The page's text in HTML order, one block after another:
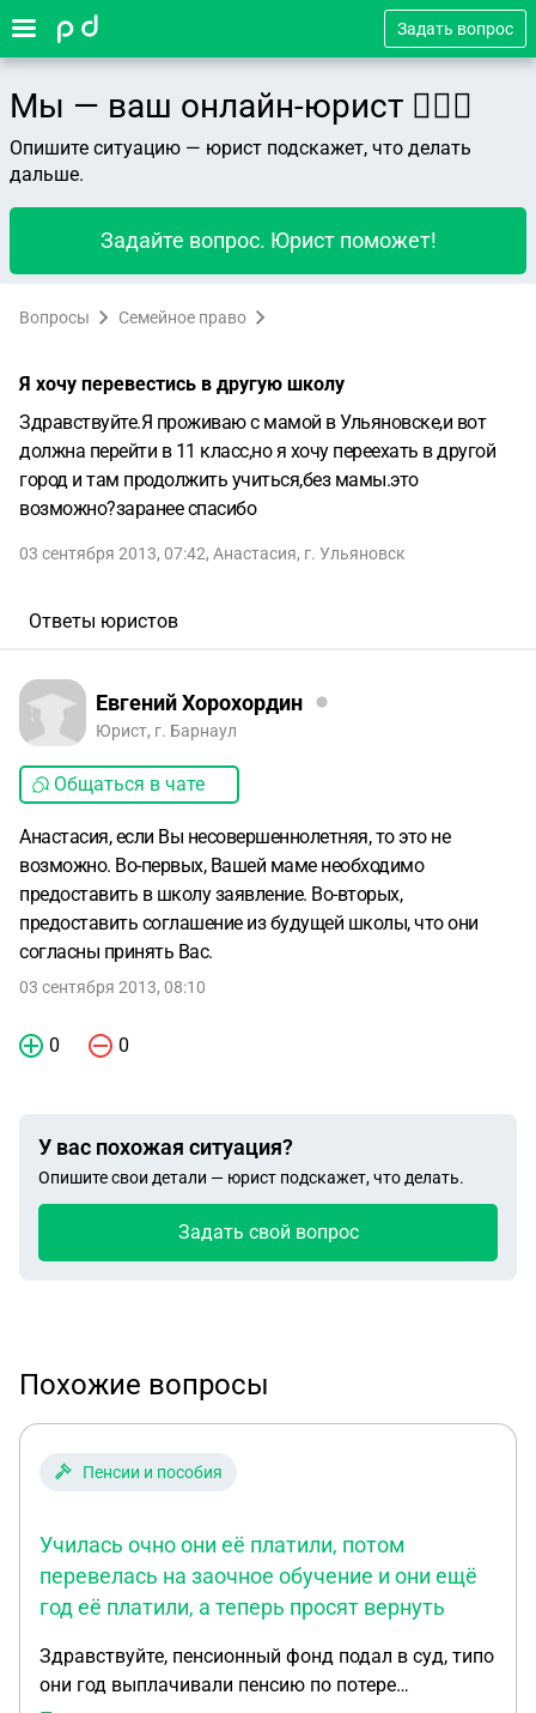
Задать вопрос
Мы — ваш онлайн-юрист 👨🏻‍⚖️
Опишите ситуацию — юрист подскажет, что делать
дальше.
Задайте вопрос. Юрист поможет!
Вопросы Семейное право
Я хочу перевестись в другую школу
Здравствуйте.Я проживаю с мамой в Ульяновске,и вот
должна перейти в 11 класс,но я хочу переехать в другой
город и там продолжить учиться,без мамы.это
возможно?заранее спасибо
03 сентября 2013, 07:42, Анастасия, г. Ульяновск
Ответы юристов
Евгений Хорохордин
Юрист, г. Барнаул
Общаться в чате
Анастасия, если Вы несовершеннолетняя, то это не
возможно. Во-первых, Вашей маме необходимо
предоставить в школу заявление. Во-вторых,
предоставить соглашение из будущей школы, что они
согласны принять Вас.
03 сентября 2013, 08:10
0 0
У вас похожая ситуация?
Опишите свои детали — юрист подскажет, что делать.
Задать свой вопрос
Похожие вопросы
Пенсии и пособия
Училась очно они её платили, потом
перевелась на заочное обучение и они ещё
год её платили, а теперь просят вернуть
Здравствуйте, пенсионный фонд подал в суд, типо
они год выплачивали пенсию по потере